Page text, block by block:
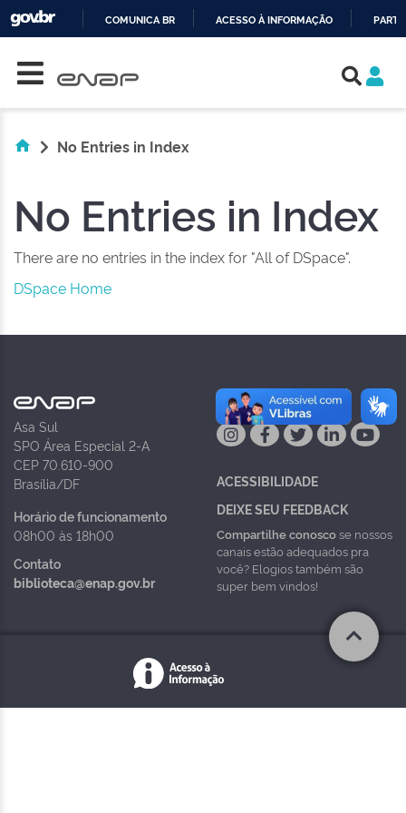
COMUNICA BR ACESSO À INFORMAÇÃO
No Entries in Index
No Entries in Index
There are no entries in the index for "All of DSpace".
DSpace Home
Asa Sul
SPO Área Especial 2-A
CEP 70.610-900
Brasília/DF
Horário de funcionamento
08h00 às 18h00
Contato
biblioteca@enap.gov.br
NAS REDES
ACESSIBILIDADE
DEIXE SEU FEEDBACK
Compartilhe conoscose nossos
canais estão adequados pra
você? Elogios também são
super bem vindos!